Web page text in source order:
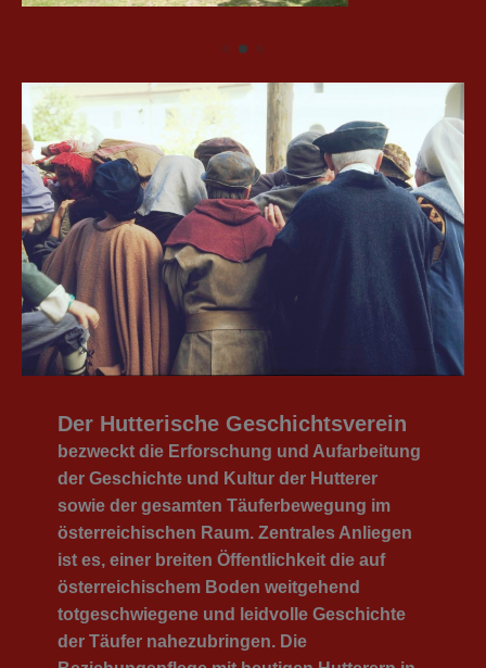
Der Hutterische Geschichtsverein
bezweckt die Erforschung und Aufarbeitung
der Geschichte und Kultur der Hutterer
sowie der gesamten Täuferbewegung im
österreichischen Raum. Zentrales Anliegen
ist es, einer breiten Öffentlichkeit die auf
österreichischem Boden weitgehend
totgeschwiegene und leidvolle Geschichte
der Täufer nahezubringen. Die